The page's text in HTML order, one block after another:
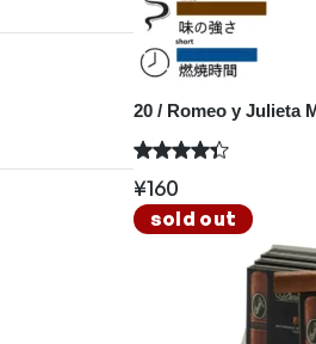
20 / Romeo y Julieta
¥160
sold out